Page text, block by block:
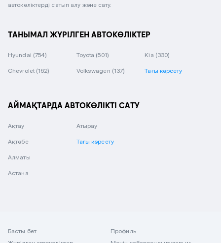
автокөліктерді сатып алу және сату.
ТАНЫМАЛ ЖҮРІЛГЕН АВТОКӨЛІКТЕР
Hyundai (754) Toyota (501) Kia (330)
Chevrolet (162) Volkswagen (137) Тағы көрсету
АЙМАҚТАРДА АВТОКӨЛІКТІ САТУ
Ақтау
Ақтөбе
Алматы
Астана
Атырау
Тағы көрсету
Басты бет
Профиль